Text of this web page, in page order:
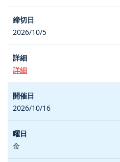
2026/10/5
詳細
2026/10/16
金